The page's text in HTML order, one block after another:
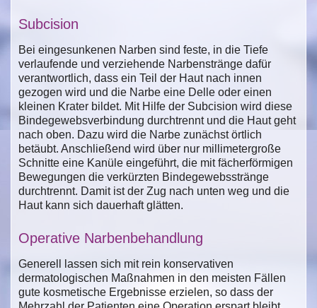
Subcision
Bei eingesunkenen Narben sind feste, in die Tiefe
verlaufende und verziehende Narbenstränge dafür
verantwortlich, dass ein Teil der Haut nach innen
gezogen wird und die Narbe eine Delle oder einen
kleinen Krater bildet. Mit Hilfe der Subcision wird diese
Bindegewebsverbindung durchtrennt und die Haut geht
nach oben. Dazu wird die Narbe zunächst örtlich
betäubt. Anschließend wird über nur millimetergroße
Schnitte eine Kanüle eingeführt, die mit fächerförmigen
Bewegungen die verkürzten Bindegewebsstränge
durchtrennt. Damit ist der Zug nach unten weg und die
Haut kann sich dauerhaft glätten.
Operative Narbenbehandlung
Generell lassen sich mit rein konservativen
dermatologischen Maßnahmen in den meisten Fällen
gute kosmetische Ergebnisse erzielen, so dass der